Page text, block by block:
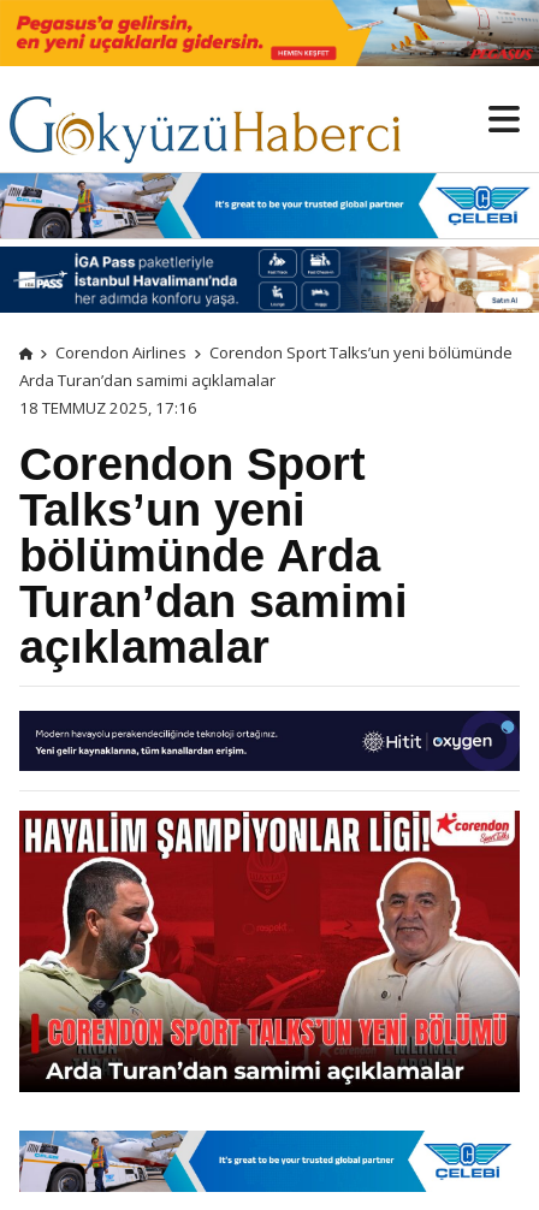
Corendon Airlines
Corendon Sport Talks’un yeni bölümünde
Arda Turan’dan samimi açıklamalar
18 TEMMUZ 2025, 17:16
Corendon Sport
Talks’un yeni
bölümünde Arda
Turan’dan samimi
açıklamalar